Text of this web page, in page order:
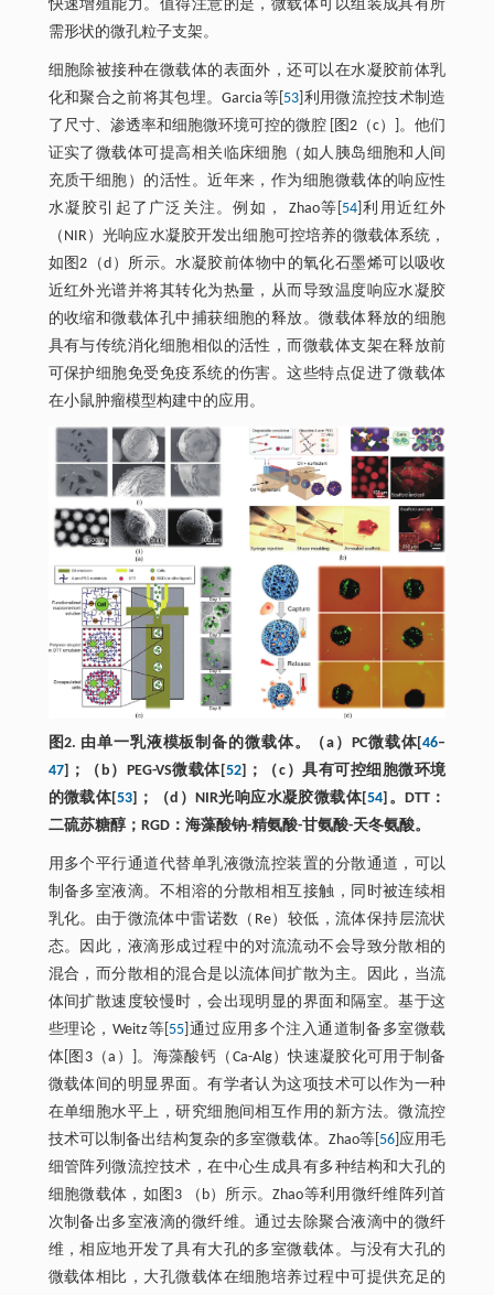
快速增殖能力。值得注意的是，微载体可以组装成具有所
需形状的微孔粒子支架。
细胞除被接种在微载体的表面外，还可以在水凝胶前体乳
化和聚合之前将其包埋。Garcia等[ 53 ]利用微流控技术制造
了尺寸、渗透率和细胞微环境可控的微腔 [图2（c）]。他们
证实了微载体可提高相关临床细胞（如人胰岛细胞和人间
充质干细胞）的活性。近年来，作为细胞微载体的响应性
水凝胶引起了广泛关注。例如， Zhao等[ 54 ]利用近红外
（NIR）光响应水凝胶开发出细胞可控培养的微载体系统，
如图2（d）所示。水凝胶前体物中的氧化石墨烯可以吸收
近红外光谱并将其转化为热量，从而导致温度响应水凝胶
的收缩和微载体孔中捕获细胞的释放。微载体释放的细胞
具有与传统消化细胞相似的活性，而微载体支架在释放前
可保护细胞免受免疫系统的伤害。这些特点促进了微载体
在小鼠肿瘤模型构建中的应用。
图2. 由单一乳液模板制备的微载体。（a）PC微载体[46–
47]；（b）PEG-VS微载体[52]；（c）具有可控细胞微环境
的微载体[53]；（d）NIR光响应水凝胶微载体[54]。DTT：
二硫苏糖醇；RGD：海藻酸钠-精氨酸-甘氨酸-天冬氨酸。
用多个平行通道代替单乳液微流控装置的分散通道，可以
制备多室液滴。不相溶的分散相相互接触，同时被连续相
乳化。由于微流体中雷诺数（Re）较低，流体保持层流状
态。因此，液滴形成过程中的对流流动不会导致分散相的
混合，而分散相的混合是以流体间扩散为主。因此，当流
体间扩散速度较慢时，会出现明显的界面和隔室。基于这
些理论，Weitz等[ 55 ]通过应用多个注入通道制备多室微载
体[图3（a）]。海藻酸钙（Ca-Alg）快速凝胶化可用于制备
微载体间的明显界面。有学者认为这项技术可以作为一种
在单细胞水平上，研究细胞间相互作用的新方法。微流控
技术可以制备出结构复杂的多室微载体。Zhao等[ 56 ]应用毛
细管阵列微流控技术，在中心生成具有多种结构和大孔的
细胞微载体，如图3 （b）所示。Zhao等利用微纤维阵列首
次制备出多室液滴的微纤维。通过去除聚合液滴中的微纤
维，相应地开发了具有大孔的多室微载体。与没有大孔的
微载体相比，大孔微载体在细胞培养过程中可提供充足的